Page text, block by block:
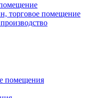
торговое помещение
помещения